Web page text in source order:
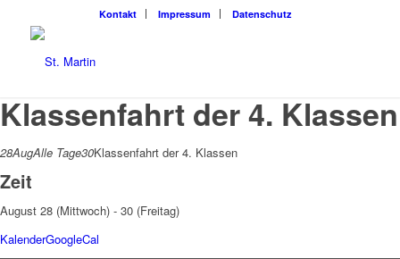
Kon­takt Impres­sum Daten­schutz
Klassenfahrt der 4. Klassen
28AugAlle Tage30Klassenfahrt der 4. Klassen
Zeit
August 28 (Mittwoch) - 30 (Freitag)
KalenderGoogleCal